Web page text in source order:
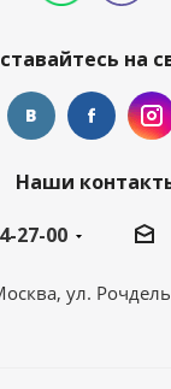
на
Наши
27-00
ул.